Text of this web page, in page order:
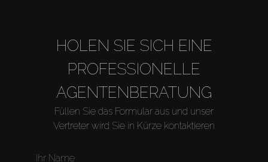
HOLEN SIE SICH EINE
PROFESSIONELLE
AGENTENBERATUNG
Füllen Sie das Formular aus und unser
Vertreter wird Sie in Kürze kontaktieren